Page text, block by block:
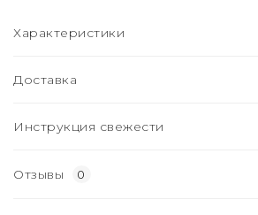
Характеристики
Доставка
Инструкция свежести
Отзывы 0